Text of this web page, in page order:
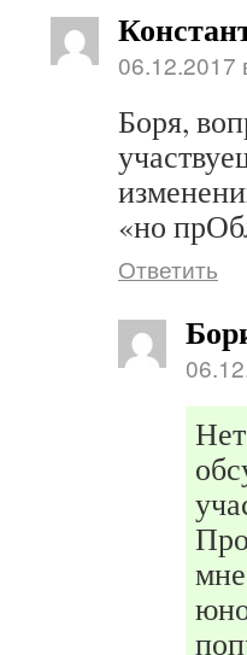
06.12.2017
Боря,
«но
Ответить